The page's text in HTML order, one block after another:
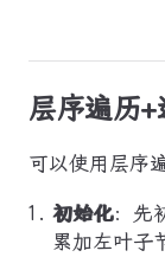
层序遍历+
可以使用层序
初始化：先
累加左叶子